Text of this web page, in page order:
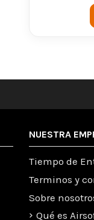
NUESTRA
Tiempo de
Terminos y
Sobre
Qué es